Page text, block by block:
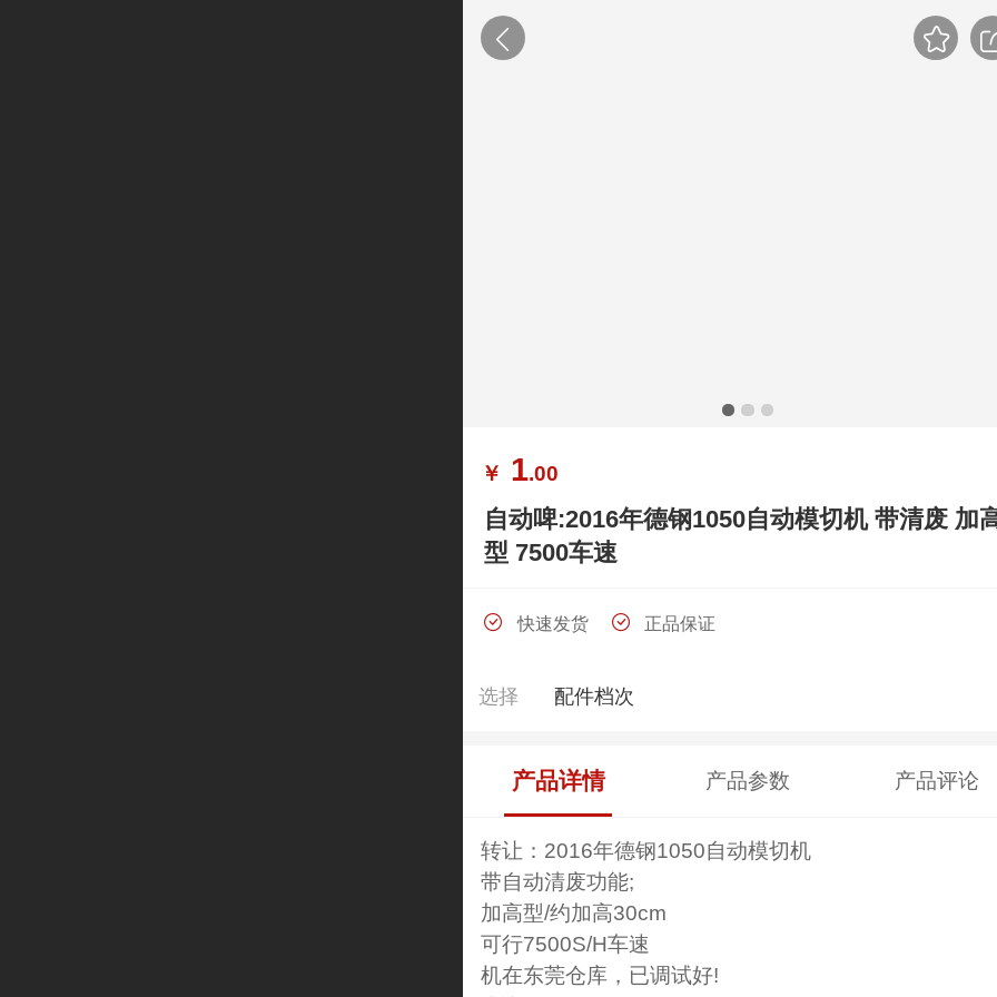
￥ 1.00
自动啤:2016年德钢1050自动模切机 带清废 加
型 7500车速
快速发货 正品保证
选择 配件档次
产品详情 产品参数 产品评论
转让：2016年德钢1050自动模切机
带自动清废功能;
加高型/约加高30cm
可行7500S/H车速
机在东莞仓库，已调试好!